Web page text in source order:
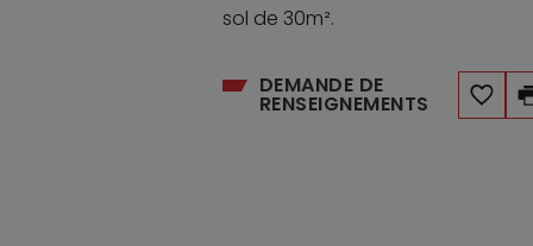
sol de 30m².
DEMANDE DE
RENSEIGNEMENTS